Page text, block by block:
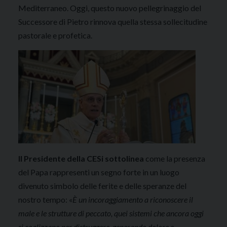
Mediterraneo. Oggi, questo nuovo pellegrinaggio del
Successore di Pietro rinnova quella stessa sollecitudine
pastorale e profetica.
Il Presidente della CESi sottolinea come la presenza
del Papa rappresenti un segno forte in un luogo
divenuto simbolo delle ferite e delle speranze del
nostro tempo: «È un incoraggiamento a riconoscere il
male e le strutture di peccato, quei sistemi che ancora oggi